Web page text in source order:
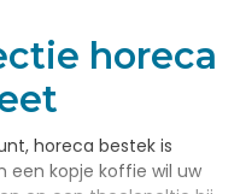
horeca
horeca bestek is
een kopje koffie wil uw